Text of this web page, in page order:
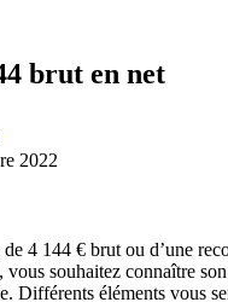
brut en net
2022
4 144 € brut ou d’une
vous souhaitez connaître
Différents éléments vous